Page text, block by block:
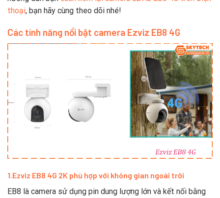
thoại, bạn hãy cùng theo dõi nhé!
Các tính năng nổi bật camera Ezviz EB8 4G
1.Ezviz EB8 4G 2K phù hợp với không gian ngoài trời
EB8 là camera sử dụng pin dung lượng lớn và kết nối bằng